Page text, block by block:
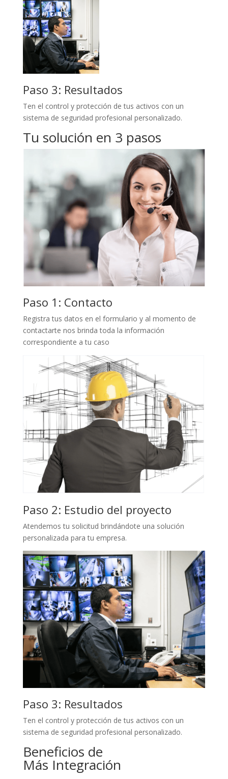
Paso 3: Resultados
Ten el control y protección de tus activos con un
sistema de seguridad profesional personalizado.
Tu solución en 3 pasos
Paso 1: Contacto
Registra tus datos en el formulario y al momento de
contactarte nos brinda toda la información
correspondiente a tu caso
Paso 2: Estudio del proyecto
Atendemos tu solicitud brindándote una solución
personalizada para tu empresa.
Paso 3: Resultados
Ten el control y protección de tus activos con un
sistema de seguridad profesional personalizado.
Beneficios de
Más Integración